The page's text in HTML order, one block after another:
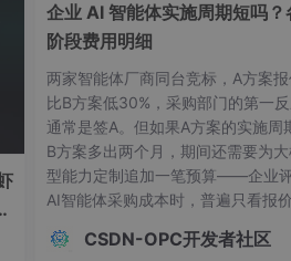
”
预期结果
图片立即显示，无加载延迟
提示“文件过大”，上传失败
企业 AI 智能体实施周期短吗？
阶段费用明细
两家智能体厂商同台竞标，A方案报
比B方案低30%，采购部门的第一
通常是签A。但如果A方案的实施周
B方案多出两个月，期间还需要为大
型能力定制追加一笔预算——企业
AI智能体采购成本时，普遍只看报
知偏差。真正决定项目成败和投入产
CSDN-OPC开发者社区